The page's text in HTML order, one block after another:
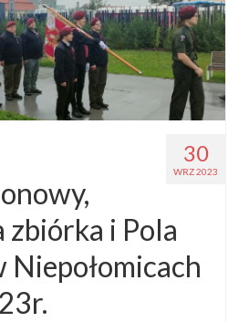
30
WRZ 2023
zbiórka i Pola
Niepołomicach